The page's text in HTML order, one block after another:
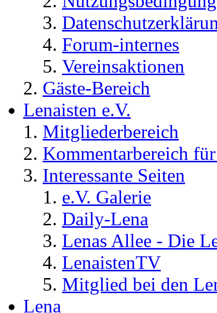
Forum-internes
Vereinsaktionen
Gäste-Bereich
Lenaisten e.V.
Mitgliederbereich
Kommentarbereich
Interessante Seiten
e.V. Galerie
Daily-Lena
Lenas Allee - Die
LenaistenTV
Mitglied bei den
Lena